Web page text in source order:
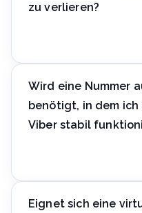
zu verlieren?
Chatverlauf bleiben
Wechselfunktion nutzen.
Wird eine Nummer
benötigt, in dem
Viber stabil
Verifizierung bei der
Eignet sich eine